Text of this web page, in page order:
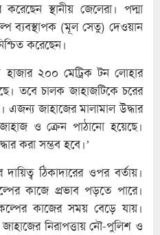
স্থানীয় জেলেরা। পদ্মা
ব্যবস্থাপক (মূল সেতু) দেওয়ান
করেছেন।
২০০ মেট্রিক টন লোহার
তবে চালক জাহাজটিকে চরের
এজন্য জাহাজের মালামাল উদ্ধার
ও ক্রেন পাঠানো হয়েছে।
করা সম্ভব হবে।’
ঠিকাদারের ওপর বর্তায়।
কাজে প্রভাব পড়তে পারে।
কাজের সময় বেড়ে যায়।
নিরাপত্তায় নৌ-পুলিশ ও